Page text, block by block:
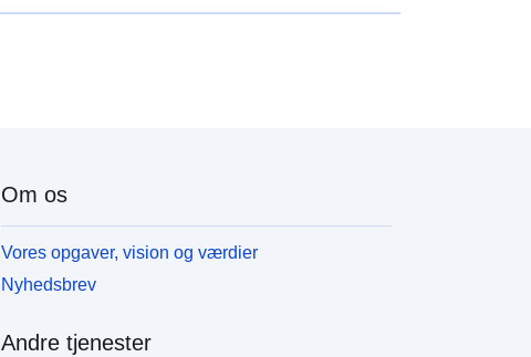
Om os
Vores opgaver, vision og værdier
Nyhedsbrev
Andre tjenester